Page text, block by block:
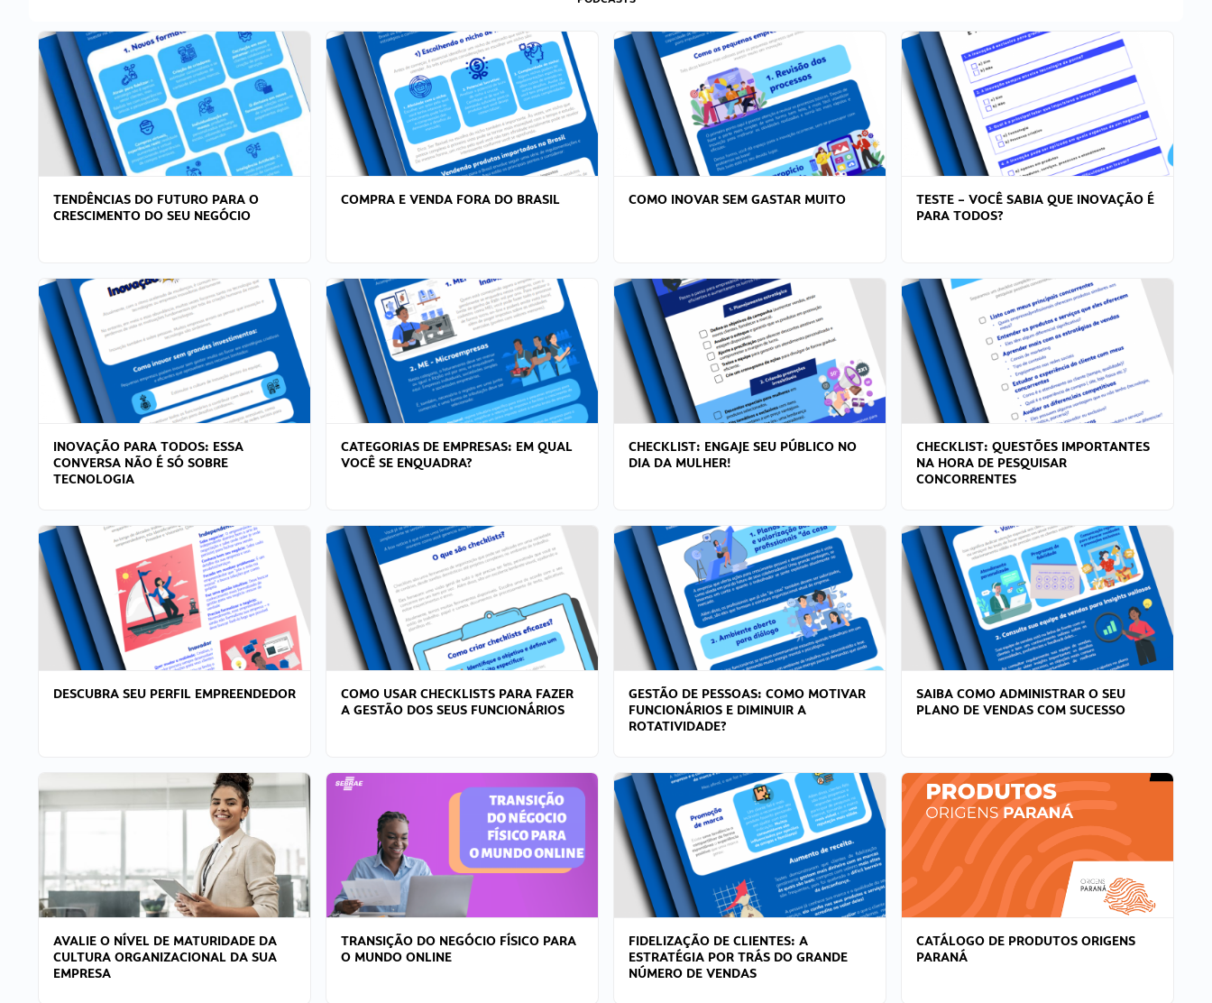
TENDÊNCIAS DO FUTURO PARA O
CRESCIMENTO DO SEU NEGÓCIO
COMPRA E VENDA FORA DO BRASIL COMO INOVAR SEM GASTAR MUITO
TESTE – VOCÊ SABIA QUE INOVAÇÃO É
PARA TODOS?
INOVAÇÃO PARA TODOS: ESSA
CONVERSA NÃO É SÓ SOBRE
TECNOLOGIA
CATEGORIAS DE EMPRESAS: EM QUAL
VOCÊ SE ENQUADRA?
CHECKLIST: ENGAJE SEU PÚBLICO NO
DIA DA MULHER!
CHECKLIST: QUESTÕES IMPORTANTES
NA HORA DE PESQUISAR
CONCORRENTES
DESCUBRA SEU PERFIL EMPREENDEDOR
COMO USAR CHECKLISTS PARA FAZER
A GESTÃO DOS SEUS FUNCIONÁRIOS
GESTÃO DE PESSOAS: COMO MOTIVAR
FUNCIONÁRIOS E DIMINUIR A
ROTATIVIDADE?
SAIBA COMO ADMINISTRAR O SEU
PLANO DE VENDAS COM SUCESSO
AVALIE O NÍVEL DE MATURIDADE DA
CULTURA ORGANIZACIONAL DA SUA
EMPRESA
TRANSIÇÃO DO NEGÓCIO FÍSICO PARA
O MUNDO ONLINE
FIDELIZAÇÃO DE CLIENTES: A
ESTRATÉGIA POR TRÁS DO GRANDE
NÚMERO DE VENDAS
CATÁLOGO DE PRODUTOS ORIGENS
PARANÁ